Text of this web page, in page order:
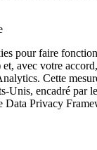
pour faire
avec votre
Cette
Unis, encadré par
Data Privacy